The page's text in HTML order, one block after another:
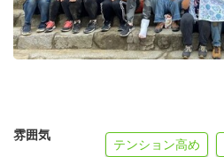
要！）
※随時、応募受付中！！
雰囲気
テンション高め